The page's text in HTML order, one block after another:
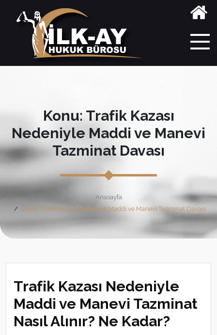
Konu: Trafik Kazası
Nedeniyle Maddi ve Manevi
Tazminat Davası
Anasayfa
Etiket: Trafik Kazası Nedeniyle Maddi ve Manevi Tazminat Davası
Trafik Kazası Nedeniyle
Maddi ve Manevi Tazminat
Nasıl Alınır? Ne Kadar?